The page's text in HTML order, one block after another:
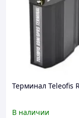
Терминал Teleofis
В наличии